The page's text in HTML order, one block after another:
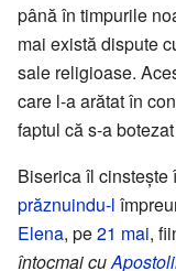
până în timpurile
mai există dispute
sale religioase.
care l-a arătat în
faptul că s-a
Biserica îl cinstește
prăznuindu-l
Elena, pe21 mai,
întocmai cu